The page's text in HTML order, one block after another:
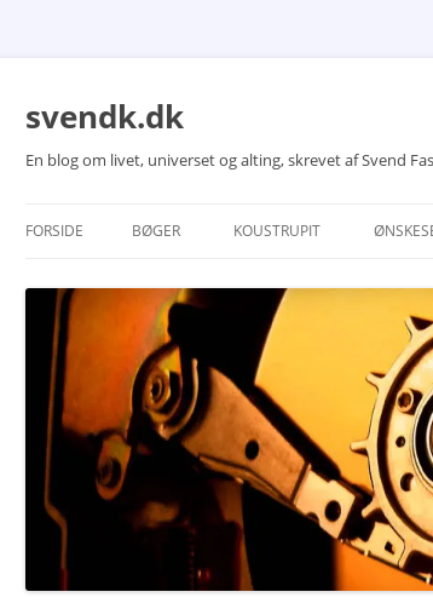
svendk.dk
En blog om livet, universet og alting, skrevet af Svend
FORSIDE BØGER KOUSTRUPIT